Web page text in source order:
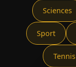
Sciences
Sport
Tennis